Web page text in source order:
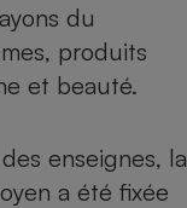
du
produits
et beauté.
enseignes, la
a été fixée